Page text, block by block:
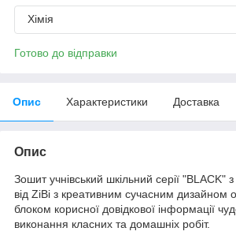
Хімія
Готово до відправки
Опис Характеристики Доставка
Опис
Зошит учнівський шкільний серії "BLACK" з
від ZiBi з креативним сучасним дизайном
блоком корисної довідкової інформації
виконання класних та домашніх робіт.